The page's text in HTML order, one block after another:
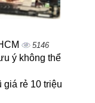
5146
ý không thể
giá rẻ 10 triệu